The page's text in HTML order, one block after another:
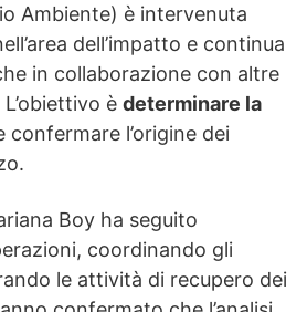
Ambiente) è intervenuta
dell’impatto e continua
in collaborazione con altre
è determinare la
confermare l’origine dei
Boy ha seguito
coordinando gli
le attività di recupero dei